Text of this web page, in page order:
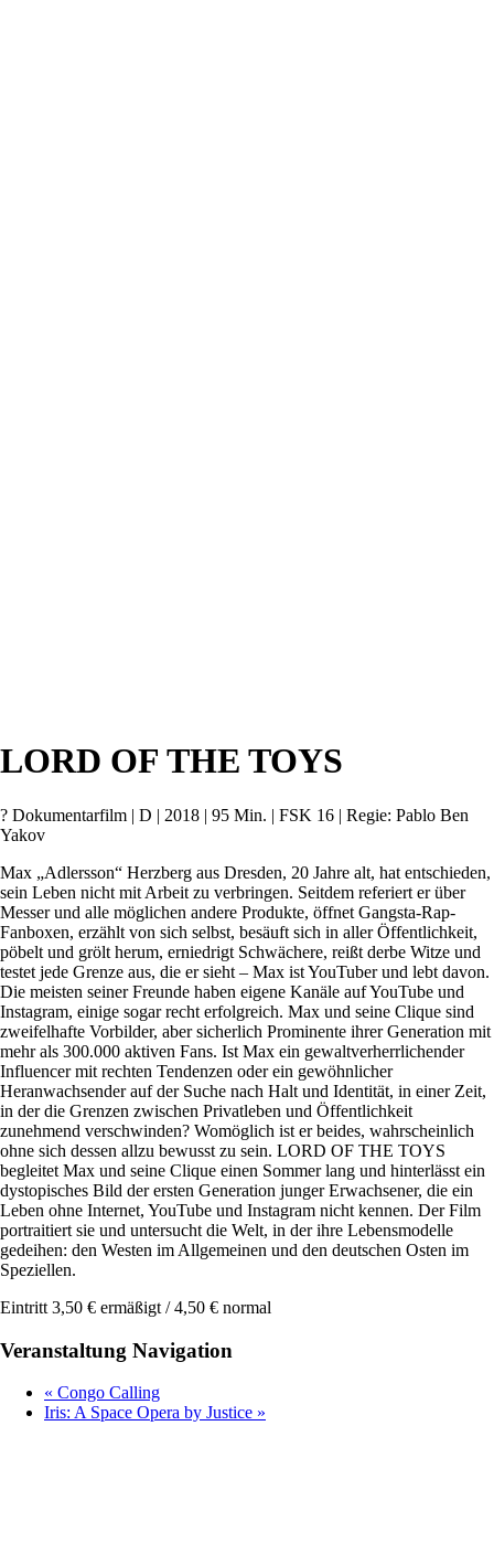
LORD OF THE TOYS
? Dokumentarfilm | D | 2018 | 95 Min. | FSK 16 | Regie: Pablo Ben
Yakov
Max „Adlersson“ Herzberg aus Dresden, 20 Jahre alt, hat entschieden,
sein Leben nicht mit Arbeit zu verbringen. Seitdem referiert er über
Messer und alle möglichen andere Produkte, öffnet Gangsta-Rap-
Fanboxen, erzählt von sich selbst, besäuft sich in aller Öffentlichkeit,
pöbelt und grölt herum, erniedrigt Schwächere, reißt derbe Witze und
testet jede Grenze aus, die er sieht – Max ist YouTuber und lebt davon.
Die meisten seiner Freunde haben eigene Kanäle auf YouTube und
Instagram, einige sogar recht erfolgreich. Max und seine Clique sind
zweifelhafte Vorbilder, aber sicherlich Prominente ihrer Generation mit
mehr als 300.000 aktiven Fans. Ist Max ein gewaltverherrlichender
Influencer mit rechten Tendenzen oder ein gewöhnlicher
Heranwachsender auf der Suche nach Halt und Identität, in einer Zeit,
in der die Grenzen zwischen Privatleben und Öffentlichkeit
zunehmend verschwinden? Womöglich ist er beides, wahrscheinlich
ohne sich dessen allzu bewusst zu sein. LORD OF THE TOYS
begleitet Max und seine Clique einen Sommer lang und hinterlässt ein
dystopisches Bild der ersten Generation junger Erwachsener, die ein
Leben ohne Internet, YouTube und Instagram nicht kennen. Der Film
portraitiert sie und untersucht die Welt, in der ihre Lebensmodelle
gedeihen: den Westen im Allgemeinen und den deutschen Osten im
Speziellen.
Eintritt 3,50 € ermäßigt / 4,50 € normal
Veranstaltung Navigation
« Congo Calling
Iris: A Space Opera by Justice »